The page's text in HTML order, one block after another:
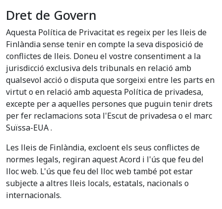
Dret de Govern
Aquesta Política de Privacitat es regeix per les lleis de
Finlàndia sense tenir en compte la seva disposició de
conflictes de lleis. Doneu el vostre consentiment a la
jurisdicció exclusiva dels tribunals en relació amb
qualsevol acció o disputa que sorgeixi entre les parts en
virtut o en relació amb aquesta Política de privadesa,
excepte per a aquelles persones que puguin tenir drets
per fer reclamacions sota l'Escut de privadesa o el marc
Suïssa-EUA .
Les lleis de Finlàndia, excloent els seus conflictes de
normes legals, regiran aquest Acord i l'ús que feu del
lloc web. L'ús que feu del lloc web també pot estar
subjecte a altres lleis locals, estatals, nacionals o
internacionals.